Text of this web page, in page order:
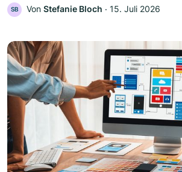
SB Von Stefanie Bloch ‧ 15. Juli 2026